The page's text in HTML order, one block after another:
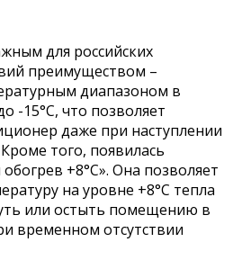
для российских
преимуществом –
диапазоном в
-15°С, что позволяет
даже при наступлении
того, появилась
+8°С». Она позволяет
на уровне +8°С тепла
или остыть помещению в
временном отсутствии